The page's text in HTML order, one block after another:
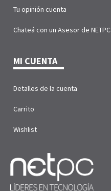
Tu opinión cuenta
Chateá con un Asesor de NETPC
MI CUENTA
Detalles de la cuenta
Carrito
Wishlist